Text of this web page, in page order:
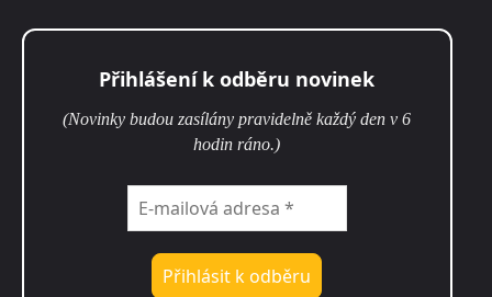
Přihlášení k odběru novinek
(Novinky budou zasílány pravidelně každý den v 6
hodin ráno.)